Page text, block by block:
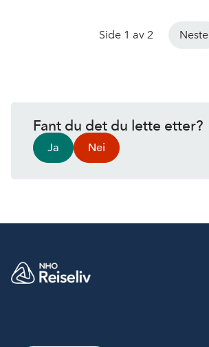
Side 1 av 2 Neste
Fant du det du lette etter?
Ja Nei